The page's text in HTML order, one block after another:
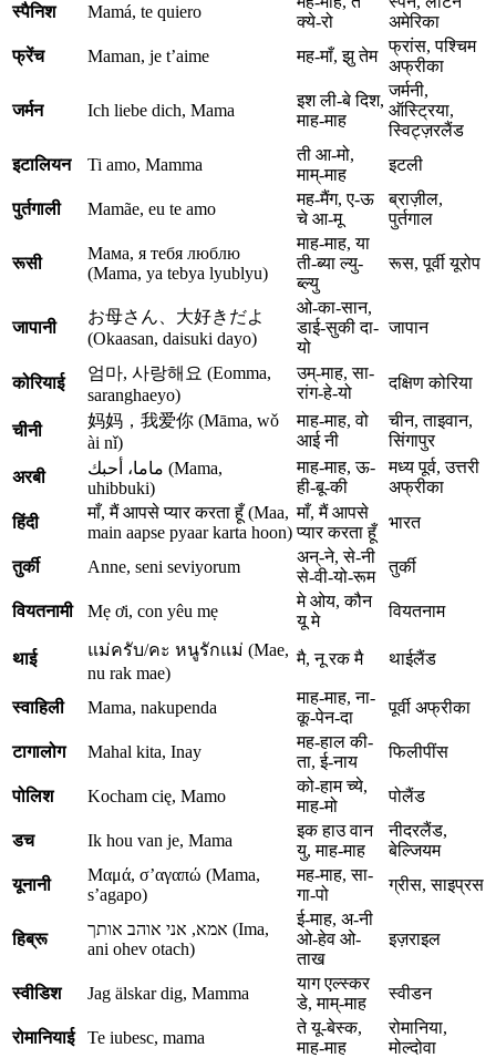
स्पैनिश Mamá, te quiero
क्ये-रो
अमेरिका
फ्रेंच
Maman, je t’aime मह-माँ, झु तेम
फ्रांस, पश्चिम
अफ्रीका
जर्मन Ich liebe dich, Mama
इश ली-बे दिश,
माह-माह
जर्मनी,
ऑस्ट्रिया,
स्विट्ज़रलैंड
इटालियन
Ti amo, Mamma
ती आ-मो,
माम्-माह
इटली
पुर्तगाली Mamãe, eu te amo
मह-मैंग, ए-ऊ
चे आ-मू
ब्राज़ील,
पुर्तगाल
रूसी
Мама, я тебя люблю
(Mama, ya tebya lyublyu)
माह-माह, या
ती-ब्या ल्यु-
ब्ल्यु
रूस, पूर्वी यूरोप
जापानी
お母さん、大好きだよ
(Okaasan, daisuki dayo)
ओ-का-सान,
डाई-सुकी दा-
यो
जापान
कोरियाई
엄마, 사랑해요 (Eomma,
saranghaeyo)
उम्-माह, सा-
रांग-हे-यो
दक्षिण कोरिया
चीनी
妈妈，我爱你 (Māma, wǒ
ài nǐ)
माह-माह, वो
आई नी
चीन, ताइवान,
सिंगापुर
अरबी
ماما، أحبك (Mama,
uhibbuki)
माह-माह, ऊ-
ही-बू-की
मध्य पूर्व, उत्तरी
अफ्रीका
हिंदी
माँ, मैं आपसे प्यार करता हूँ (Maa,
main aapse pyaar karta hoon)
माँ, मैं आपसे
प्यार करता हूँ
भारत
तुर्की Anne, seni seviyorum
अन्-ने, से-नी
से-वी-यो-रूम
तुर्की
वियतनामी Mẹ ơi, con yêu mẹ
मे ओय, कौन
यू मे
वियतनाम
थाई
แม่ครับ/คะ หนูรักแม่ (Mae,
nu rak mae)
मै, नू रक मै थाईलैंड
स्वाहिली Mama, nakupenda
माह-माह, ना-
कू-पेन-दा
पूर्वी अफ्रीका
टागालोग Mahal kita, Inay
मह-हाल की-
ता, ई-नाय
फिलीपींस
पोलिश Kocham cię, Mamo
को-हाम च्ये,
माह-मो
पोलैंड
डच Ik hou van je, Mama
इक हाउ वान
यु, माह-माह
नीदरलैंड,
बेल्जियम
यूनानी
Μαμά, σ’αγαπώ (Mama,
s’agapo)
मह-माह, सा-
गा-पो
ग्रीस, साइप्रस
हिब्रू
אמא, אני אוהב אותך (Ima,
ani ohev otach)
ई-माह, अ-नी
ओ-हेव ओ-
ताख
इज़राइल
स्वीडिश Jag älskar dig, Mamma
याग एल्स्कर
डे, माम्-माह
स्वीडन
रोमानियाई Te iubesc, mama
ते यू-बेस्क,
माह-माह
रोमानिया,
मोल्दोवा